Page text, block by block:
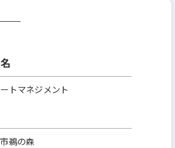
トマネジメント
鵜の森